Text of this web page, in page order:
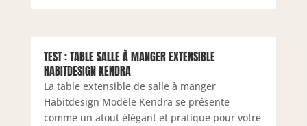
TEST : TABLE SALLE À MANGER EXTENSIBLE
HABITDESIGN KENDRA
La table extensible de salle à manger
Habitdesign Modèle Kendra se présente
comme un atout élégant et pratique pour votre